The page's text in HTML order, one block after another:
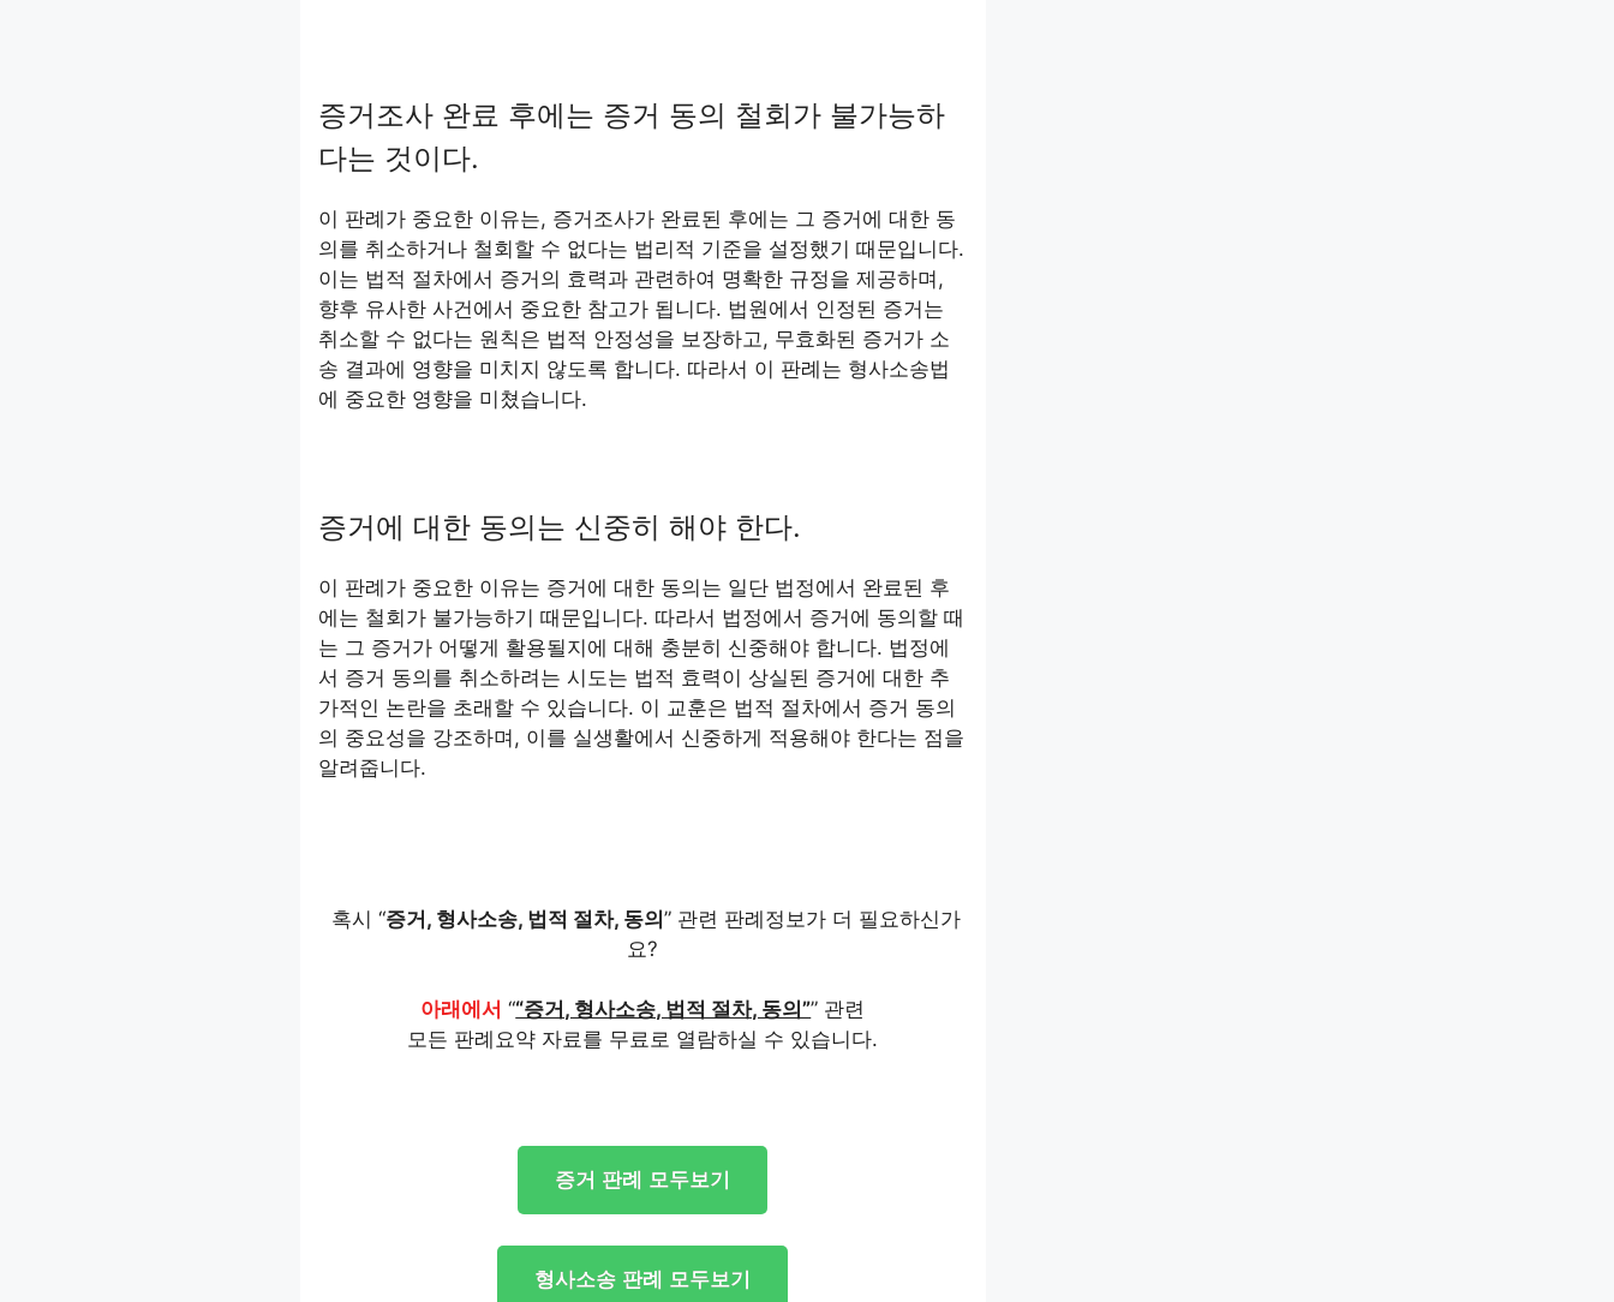
증거조사 완료 후에는 증거 동의 철회가 불가능하
다는 것이다.
이 판례가 중요한 이유는, 증거조사가 완료된 후에는 그 증거에 대한 동
의를 취소하거나 철회할 수 없다는 법리적 기준을 설정했기 때문입니다.
이는 법적 절차에서 증거의 효력과 관련하여 명확한 규정을 제공하며,
향후 유사한 사건에서 중요한 참고가 됩니다. 법원에서 인정된 증거는
취소할 수 없다는 원칙은 법적 안정성을 보장하고, 무효화된 증거가 소
송 결과에 영향을 미치지 않도록 합니다. 따라서 이 판례는 형사소송법
에 중요한 영향을 미쳤습니다.
증거에 대한 동의는 신중히 해야 한다.
이 판례가 중요한 이유는 증거에 대한 동의는 일단 법정에서 완료된 후
에는 철회가 불가능하기 때문입니다. 따라서 법정에서 증거에 동의할 때
는 그 증거가 어떻게 활용될지에 대해 충분히 신중해야 합니다. 법정에
서 증거 동의를 취소하려는 시도는 법적 효력이 상실된 증거에 대한 추
가적인 논란을 초래할 수 있습니다. 이 교훈은 법적 절차에서 증거 동의
의 중요성을 강조하며, 이를 실생활에서 신중하게 적용해야 한다는 점을
알려줍니다.
혹시 “증거, 형사소송, 법적 절차, 동의” 관련 판례정보가 더 필요하신가
요?
아래에서 ““증거, 형사소송, 법적 절차, 동의”” 관련
모든 판례요약 자료를 무료로 열람하실 수 있습니다.
증거 판례 모두보기
형사소송 판례 모두보기